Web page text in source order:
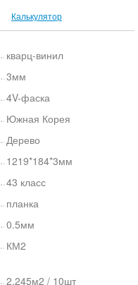
Калькулятор
кварц-винил
3мм
4V-фаска
Южная Корея
Дерево
1219*184*3мм
43 класс
планка
0.5мм
КМ2
2.245м2 / 10шт